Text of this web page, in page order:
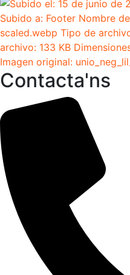
Contacta'ns